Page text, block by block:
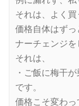
それは、よく買
価格自体はず
ナーチェンジを
それは、
・ご飯に梅干
です。
価格こそ変わっ